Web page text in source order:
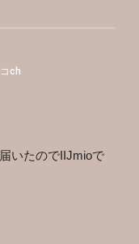
いたのでIIJmioで